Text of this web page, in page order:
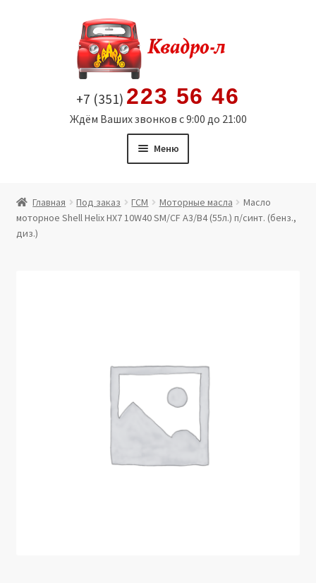
содержимому
+7 (351) 223 56 46
Ждём Ваших звонков с 9:00 до 21:00
Меню
Витрина
Главная Под заказ ГСМ Моторные масла
Масло
моторное Shell Helix HX7 10W40 SM/CF A3/B4 (55л.) п/синт. (бенз.,
диз.)